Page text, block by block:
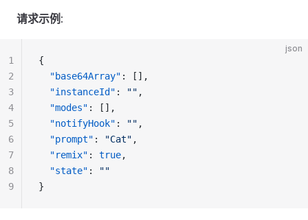
请求示例 :
json
{
"base64Array" : [],
"instanceId" : "" ,
"modes" : [],
"notifyHook" : "" ,
"prompt" : "Cat" ,
"remix" : true,
"state" :
""
}
1
2
3
4
5
6
7
8
9